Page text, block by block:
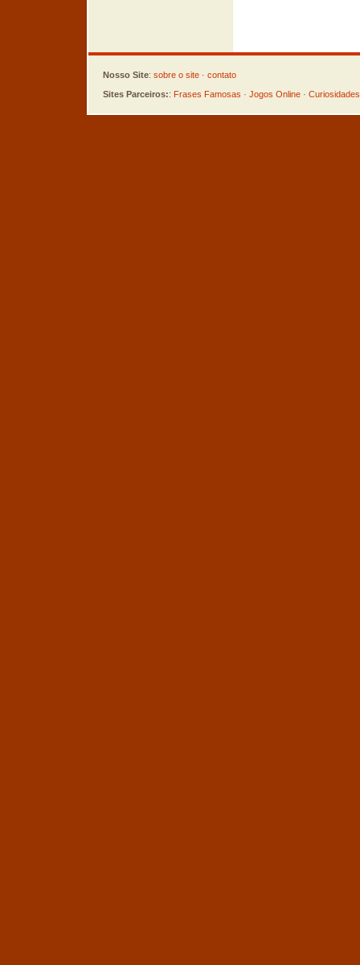
Nosso Site: sobre o site · contato
Sites Parceiros:: Frases Famosas · Jogos Online · Curiosidades